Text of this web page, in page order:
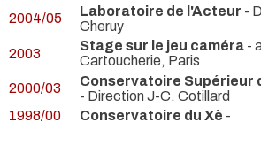
2004/05
Laboratoire de l'Acteur -
Cheruy
2003
Stage sur le jeu caméra -
Cartoucherie, Paris
2000/03
Conservatoire Supérieur
- Direction J-C. Cotillard
1998/00
Conservatoire du Xè -